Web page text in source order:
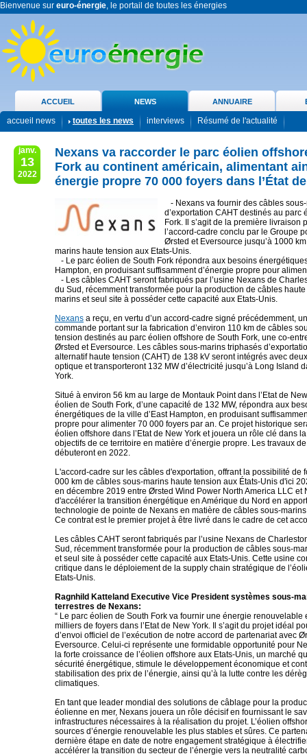
Bienvenue sur euro-énergie, le portail de toutes les énergies
ACCUEIL NEWS ANNUAIRE
accueil news toutes les news interviews Résumé de l'actualité
janv.
13
2022
Nexans va raccorder le parc éolien
Fork au continent américain, alimentant
énergie propre 70 000 foyers dans l’État
- Nexans va fournir des câbles
d’exportation CAHT destinés au parc
Fork. Il s’agit de la première livraison
l’accord-cadre conclu par le Groupe
Ørsted et Eversource jusqu’à 1000
marins haute tension aux Etats-Unis.
- Le parc éolien de South Fork répondra aux besoins
Hampton, en produisant suffisamment d’énergie propre pour
- Les câbles CAHT seront fabriqués par l’usine Nexans de
du Sud, récemment transformée pour la production de câbles
marins et seul site à posséder cette capacité aux Etats-Unis.
Nexans a reçu, en vertu d’un accord-cadre signé précédemment,
commande portant sur la fabrication d’environ 110 km de câbles
tension destinés au parc éolien offshore de South Fork, une co-
Ørsted et Eversource. Les câbles sous-marins triphasés
alternatif haute tension (CAHT) de 138 kV seront intégrés avec
optique et transporteront 132 MW d’électricité jusqu’à Long Island
York.
Situé à environ 56 km au large de Montauk Point dans l’Etat de
éolien de South Fork, d’une capacité de 132 MW, répondra aux
énergétiques de la ville d’East Hampton, en produisant
propre pour alimenter 70 000 foyers par an. Ce projet historique
éolien offshore dans l’Etat de New York et jouera un rôle clé dans
objectifs de ce territoire en matière d’énergie propre. Les travaux
débuteront en 2022.
L'accord-cadre sur les câbles d'exportation, offrant la possibilité de
000 km de câbles sous-marins haute tension aux États-Unis d'ici
en décembre 2019 entre Ørsted Wind Power North America LLC et
d'accélérer la transition énergétique en Amérique du Nord en
technologie de pointe de Nexans en matière de câbles sous-
Ce contrat est le premier projet à être livré dans le cadre de cet
Les câbles CAHT seront fabriqués par l’usine Nexans de
Sud, récemment transformée pour la production de câbles sous-
et seul site à posséder cette capacité aux Etats-Unis. Cette usine
critique dans le déploiement de la supply chain stratégique de
Etats-Unis.
Ragnhild Katteland Executive Vice President systèmes sous-
terrestres de Nexans:
“ Le parc éolien de South Fork va fournir une énergie renouvelable
milliers de foyers dans l’Etat de New York. Il s’agit du projet idéal
d’envoi officiel de l’exécution de notre accord de partenariat avec
Eversource. Celui-ci représente une formidable opportunité pour
la forte croissance de l’éolien offshore aux Etats-Unis, un marché
sécurité énergétique, stimule le développement économique et
stabilisation des prix de l’énergie, ainsi qu’à la lutte contre les
climatiques.
En tant que leader mondial des solutions de câblage pour la
éolienne en mer, Nexans jouera un rôle décisif en fournissant le
infrastructures nécessaires à la réalisation du projet. L’éolien
sources d’énergie renouvelable les plus stables et sûres. Ce
dernière étape en date de notre engagement stratégique à
accélérer la transition du secteur de l’énergie vers la neutralité